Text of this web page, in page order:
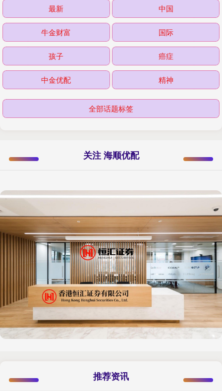
最新 中国
牛金财富 国际
孩子 癌症
中金优配 精神
全部话题标签
关注 海顺优配
推荐资讯